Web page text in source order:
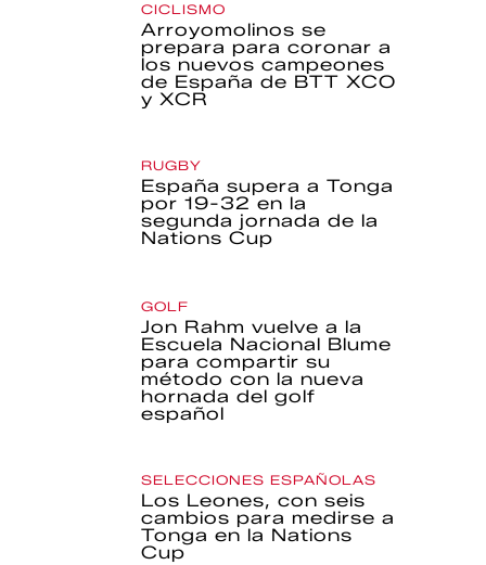
CICLISMO
Arroyomolinos se
prepara para coronar a
los nuevos campeones
de España de BTT XCO
y XCR
RUGBY
España supera a Tonga
por 19-32 en la
segunda jornada de la
Nations Cup
GOLF
Jon Rahm vuelve a la
Escuela Nacional Blume
para compartir su
método con la nueva
hornada del golf
español
SELECCIONES ESPAÑOLAS
Los Leones, con seis
cambios para medirse a
Tonga en la Nations
Cup